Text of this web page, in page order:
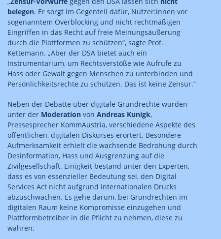
belegen. Er sorgt im Gegenteil dafür, Nutzer:innen vor
sogenanntem Overblocking und nicht rechtmäßigen
Eingriffen in das Recht auf freie Meinungsäußerung
durch die Plattformen zu schützen“, sagte Prof.
Kettemann. „Aber der DSA bietet auch ein
Instrumentarium, um Rechtsverstöße wie Aufrufe zu
Hass oder Gewalt gegen Menschen zu unterbinden und
Persönlichkeitsrechte zu schützen. Das ist keine Zensur.“
Neben der Debatte über digitale Grundrechte wurden
unter der Moderation von Andreas Kunigk,
Pressesprecher KommAustria, verschiedene Aspekte des
öffentlichen, digitalen Diskurses erörtert. Besondere
Aufmerksamkeit erhielt die wachsende Bedrohung durch
Desinformation, Hass und Ausgrenzung auf die
Zivilgesellschaft. Einigkeit bestand unter den Experten,
dass es von essenzieller Bedeutung sei, den Digital
Services Act nicht aufgrund internationalen Drucks
abzuschwächen. Es gehe darum, bei Grundrechten im
digitalen Raum keine Kompromisse einzugehen und
Plattformbetreiber in die Pflicht zu nehmen, diese zu
wahren.